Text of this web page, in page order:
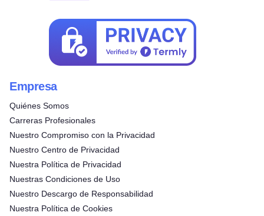
Empresa
Quiénes Somos
Carreras Profesionales
Nuestro Compromiso con la Privacidad
Nuestro Centro de Privacidad
Nuestra Política de Privacidad
Nuestras Condiciones de Uso
Nuestro Descargo de Responsabilidad
Nuestra Política de Cookies